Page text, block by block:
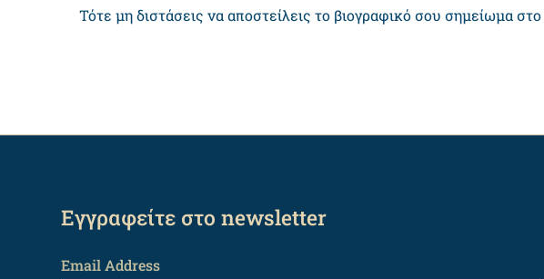
Τότε μη διστάσεις να αποστείλεις το βιογραφικό σου σημείωμα στο
Εγγραφείτε στο newsletter
Email Address